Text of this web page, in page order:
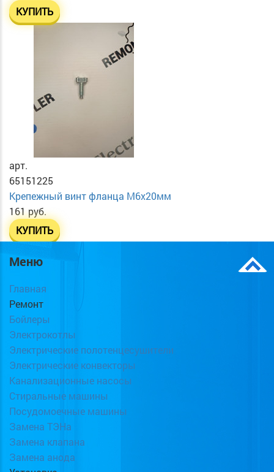
КУПИТЬ
арт.
65151225
Крепежный винт фланца М6х20мм
161 руб.
КУПИТЬ
Меню
Главная
Ремонт
Бойлеры
Электрокотлы
Электрические полотенцесушители
Электрические конвекторы
Канализационные насосы
Стиральные машины
Посудомоечные машины
Замена ТЭНа
Замена клапана
Замена анода